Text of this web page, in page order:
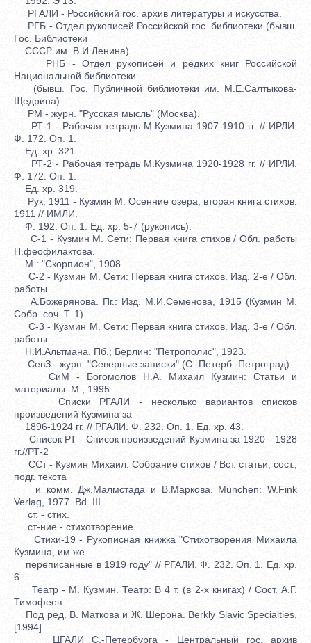
РГАЛИ - Российский гос. архив литературы и искусства.
РГБ - Отдел рукописей Российской гос. библиотеки (бывш.
Гос. Библиотеки
СССР им. В.И.Ленина).
РНБ - Отдел рукописей и редких книг Российской
Национальной библиотеки
(бывш. Гос. Публичной библиотеки им. М.Е.Салтыкова-
Щедрина).
РМ - журн. "Русская мысль" (Москва).
РТ-1 - Рабочая тетрадь М.Кузмина 1907-1910 гг. // ИРЛИ.
Ф. 172. Оп. 1.
Ед. хр. 321.
РТ-2 - Рабочая тетрадь М.Кузмина 1920-1928 гг. // ИРЛИ.
Ф. 172. Оп. 1.
Ед. хр. 319.
Рук. 1911 - Кузмин М. Осенние озера, вторая книга стихов.
1911 // ИМЛИ.
Ф. 192. Оп. 1. Ед. хр. 5-7 (рукопись).
С-1 - Кузмин М. Сети: Первая книга стихов / Обл. работы
Н.феофилактова.
М.: "Скорпион", 1908.
С-2 - Кузмин М. Сети: Первая книга стихов. Изд. 2-е / Обл.
работы
А.Божерянова. Пг.: Изд. М.И.Семенова, 1915 (Кузмин М.
Собр. соч. Т. 1).
С-3 - Кузмин М. Сети: Первая книга стихов. Изд. 3-е / Обл.
работы
Н.И.Альтмана. Пб.; Берлин: "Петрополис", 1923.
СевЗ - журн. "Северные записки" (С.-Петерб.-Петроград).
СиМ - Богомолов Н.А. Михаил Кузмин: Статьи и
материалы. М., 1995.
Списки РГАЛИ - несколько вариантов списков
произведений Кузмина за
1896-1924 гг. // РГАЛИ. Ф. 232. Оп. 1. Ед. хр. 43.
Список РТ - Список произведений Кузмина за 1920 - 1928
гг.//РТ-2
ССт - Кузмин Михаил. Собрание стихов / Вст. статьи, сост.,
подг. текста
и комм. Дж.Малмстада и В.Маркова. Munchen: W.Fink
Verlag, 1977. Bd. III.
ст. - стих.
ст-ние - стихотворение.
Стихи-19 - Рукописная книжка "Стихотворения Михаила
Кузмина, им же
переписанные в 1919 году" // РГАЛИ. Ф. 232. Оп. 1. Ед. хр.
6.
Театр - М. Кузмин. Театр: В 4 т. (в 2-х книгах) / Сост. А.Г.
Тимофеев.
Под ред. В. Маткова и Ж. Шерона. Berkly Slavic Specialties,
[1994].
ЦГАЛИ С.-Петербурга - Центральный гос. архив